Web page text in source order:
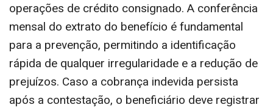
operações de crédito consignado. A conferência
mensal do extrato do benefício é fundamental
para a prevenção, permitindo a identificação
rápida de qualquer irregularidade e a redução de
prejuízos. Caso a cobrança indevida persista
após a contestação, o beneficiário deve registrar